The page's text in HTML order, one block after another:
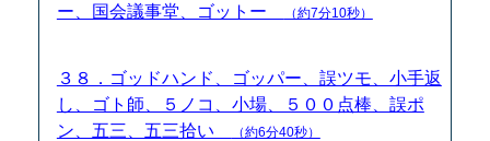
ー、国会議事堂、ゴットー
（約7分10秒）
３８．ゴッドハンド、ゴッパー、誤ツモ、小手返
し、ゴト師、５ノコ、小場、５００点棒、誤ポ
ン、五三、五三拾い
（約6分40秒）